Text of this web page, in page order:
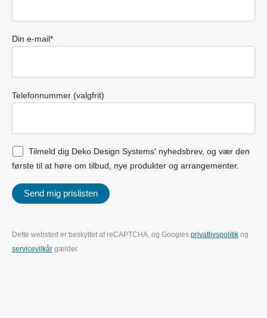
Din e-mail*
Telefonnummer (valgfrit)
Tilmeld dig Deko Design Systems' nyhedsbrev, og vær den
første til at høre om tilbud, nye produkter og arrangementer.
Dette websted er beskyttet af reCAPTCHA, og Googles privatlivspolitik og
servicevilkår gælder.